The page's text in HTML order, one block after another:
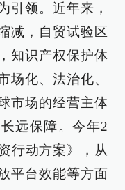
引领。近年来，
减，自贸试验区
知识产权保护体
场化、法治化、
市场的经营主体
远保障。今年2
行动方案》，从
平台效能等方面